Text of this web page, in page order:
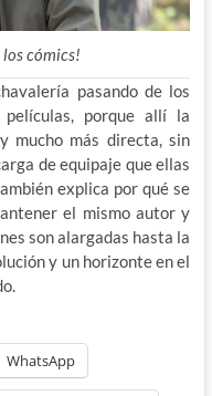
los cómics!
pasando de los
porque allí la
mucho más directa, sin
de equipaje que ellas
explica por qué se
el mismo autor y
son alargadas hasta la
y un horizonte en el
WhatsApp